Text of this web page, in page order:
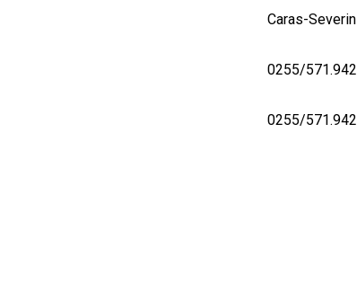
Caras-Severin
0255/571.942
0255/571.942